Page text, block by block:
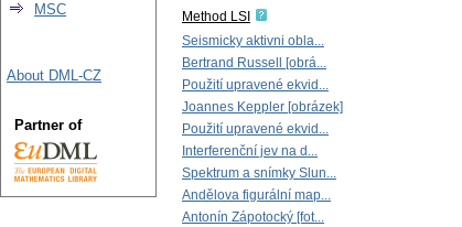
Method LSI
Seismicky aktivni obla...
Bertrand Russell [obrá...
Použití upravené ekvid...
Joannes Keppler [obrázek]
Použití upravené ekvid...
Interferenční jev na d...
Spektrum a snímky Slun...
Andělova figurální map...
Antonín Zápotocký [fot...
MSC
About DML-CZ
Partner of